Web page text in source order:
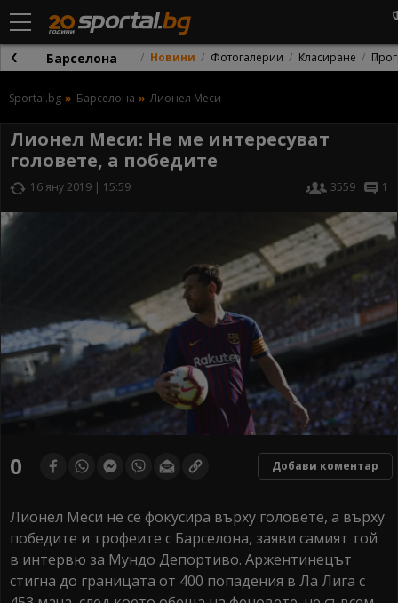
Барселона Новини Фотогалерии Класиране
Sportal.bg Барселона Лионел Меси
Лионел Меси: Не ме интересуват
головете, а победите
16 яну 2019 | 15:59 3559 1
0 Добави коментар
Лионел Меси не се фокусира върху головете, а върху
победите и трофеите с Барселона, заяви самият той
в интервю за Мундо Депортиво. Аржентинецът
стигна до границата от 400 попадения в Ла Лига с